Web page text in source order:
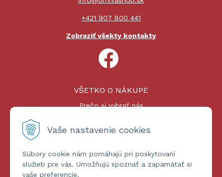
Vaše nastavenie cookies
Súbory cookie nám pomáhajú pri poskytovaní
služieb pre vás. Umožňujú spoznať a zapamätať si
vaše preferencie.
+421 907 800 441
Zobraziť všekty kontakty
VŠETKO O NÁKUPE
Prečo si vybrať nás
Platby a doprava
ĎALŠIE INFORMÁCIE